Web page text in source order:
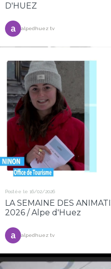
D'HUEZ
a alpedhuez tv
Postée le 16/02/2026
LA SEMAINE DES ANIMATIONS 15
2026 / Alpe d'Huez
a alpedhuez tv